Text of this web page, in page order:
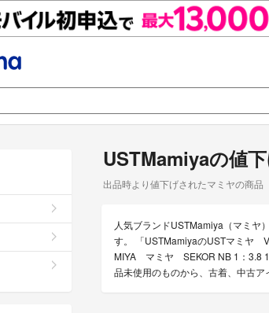
USTMamiyaの値
出品時より値下げされたマミヤの商品
人気ブランドUSTMamiya（マミヤ
す。 「USTMamiyaのUSTマミヤ
MIYA マミヤ SEKOR NB 1：3.8
品未使用のものから、古着、中古ア